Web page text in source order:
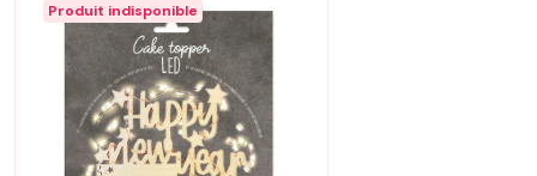
Produit indisponible